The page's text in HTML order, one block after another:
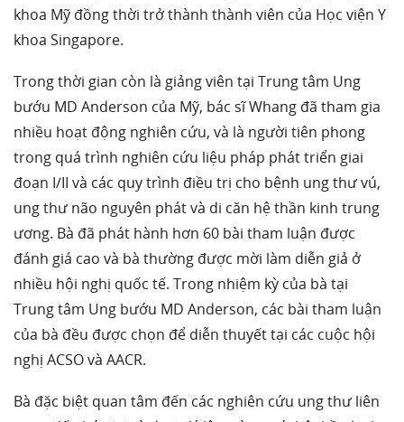
khoa Mỹ đồng thời trở thành thành viên của Học viện Y
khoa Singapore.
Trong thời gian còn là giảng viên tại Trung tâm Ung
bướu MD Anderson của Mỹ, bác sĩ Whang đã tham gia
nhiều hoạt động nghiên cứu, và là người tiên phong
trong quá trình nghiên cứu liệu pháp phát triển giai
đoạn I/II và các quy trình điều trị cho bệnh ung thư vú,
ung thư não nguyên phát và di căn hệ thần kinh trung
ương. Bà đã phát hành hơn 60 bài tham luận được
đánh giá cao và bà thường được mời làm diễn giả ở
nhiều hội nghị quốc tế. Trong nhiệm kỳ của bà tại
Trung tâm Ung bướu MD Anderson, các bài tham luận
của bà đều được chọn để diễn thuyết tại các cuộc hội
nghị ACSO và AACR.
Bà đặc biệt quan tâm đến các nghiên cứu ung thư liên